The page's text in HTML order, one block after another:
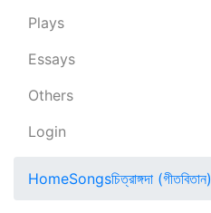
Plays
Essays
Others
Login
HomeSongsচিত্রাঙ্গদা (গীতবিতান)